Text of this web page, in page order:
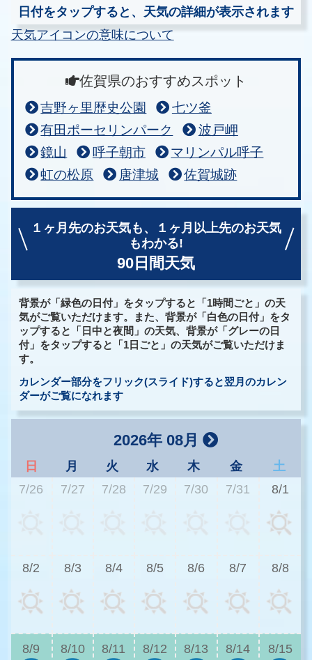
日付をタップすると、天気の詳細が表示されます
天気アイコンの意味について
佐賀県のおすすめスポット
吉野ヶ里歴史公園
七ツ釜
有田ポーセリンパーク
波戸岬
鏡山
呼子朝市
マリンパル呼子
虹の松原
唐津城 佐賀城跡
１ヶ月先のお天気も、
１ヶ月以上先のお天気
もわかる!
90日間天気
背景が「緑色の日付」をタップすると「1時間ごと」の天
気がご覧いただけます。また、背景が「白色の日付」をタ
ップすると「日中と夜間」の天気、背景が「グレーの日
付」をタップすると「1日ごと」の天気がご覧いただけま
す。
カレンダー部分をフリック(スライド)すると翌月のカレン
ダーがご覧になれます
2026年 08月
日 月 火 水 木 金
土
7/26
7/27 7/28 7/29 7/30 7/31 8/1
8/2 8/3 8/4 8/5 8/6 8/7 8/8
8/9 8/10 8/11 8/12 8/13 8/14 8/15